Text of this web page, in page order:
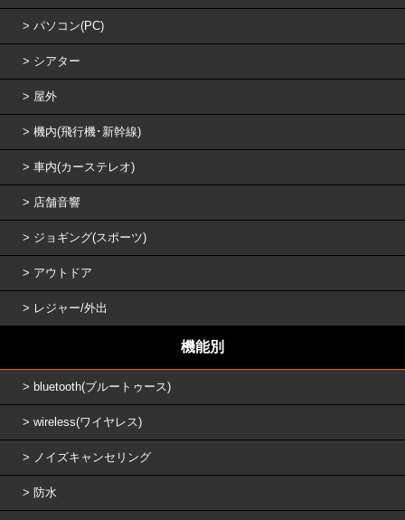
パソコン(PC)
シアター
屋外
機内(飛行機･新幹線)
車内(カーステレオ)
店舗音響
ジョギング(スポーツ)
アウトドア
レジャー/外出
機能別
bluetooth(ブルートゥース)
wireless(ワイヤレス)
ノイズキャンセリング
防水